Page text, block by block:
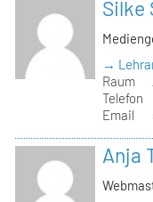
Silke
→
Raum
Telefon
Email
Anja